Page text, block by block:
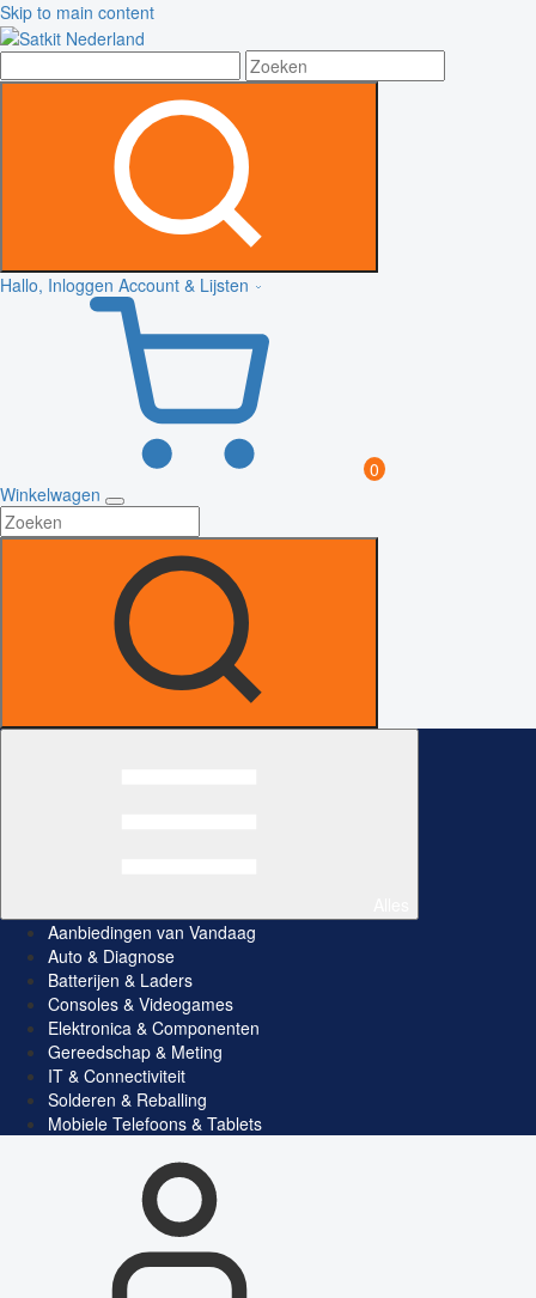
Skip to main content
Hallo, Inloggen Account & Lijsten
0
Winkelwagen
Aanbiedingen van Vandaag
Auto & Diagnose
Batterijen & Laders
Consoles & Videogames
Elektronica & Componenten
Gereedschap & Meting
IT & Connectiviteit
Solderen & Reballing
Mobiele Telefoons & Tablets